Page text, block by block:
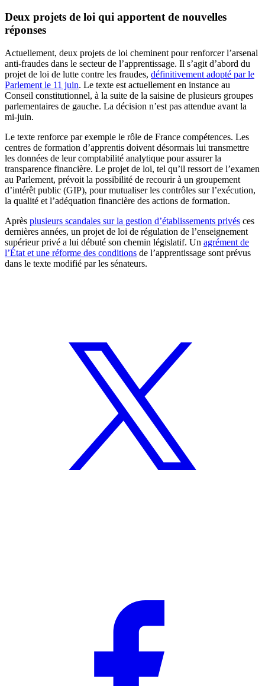
Deux projets de loi qui apportent de nouvelles
réponses
Actuellement, deux projets de loi cheminent pour renforcer l’arsenal
anti-fraudes dans le secteur de l’apprentissage. Il s’agit d’abord du
projet de loi de lutte contre les fraudes, définitivement adopté par le
Parlement le 11 juin. Le texte est actuellement en instance au
Conseil constitutionnel, à la suite de la saisine de plusieurs groupes
parlementaires de gauche. La décision n’est pas attendue avant la
mi-juin.
Le texte renforce par exemple le rôle de France compétences. Les
centres de formation d’apprentis doivent désormais lui transmettre
les données de leur comptabilité analytique pour assurer la
transparence financière. Le projet de loi, tel qu’il ressort de l’examen
au Parlement, prévoit la possibilité de recourir à un groupement
d’intérêt public (GIP), pour mutualiser les contrôles sur l’exécution,
la qualité et l’adéquation financière des actions de formation.
Après plusieurs scandales sur la gestion d’établissements privés ces
dernières années, un projet de loi de régulation de l’enseignement
supérieur privé a lui débuté son chemin législatif. Un agrément de
l’État et une réforme des conditions de l’apprentissage sont prévus
dans le texte modifié par les sénateurs.